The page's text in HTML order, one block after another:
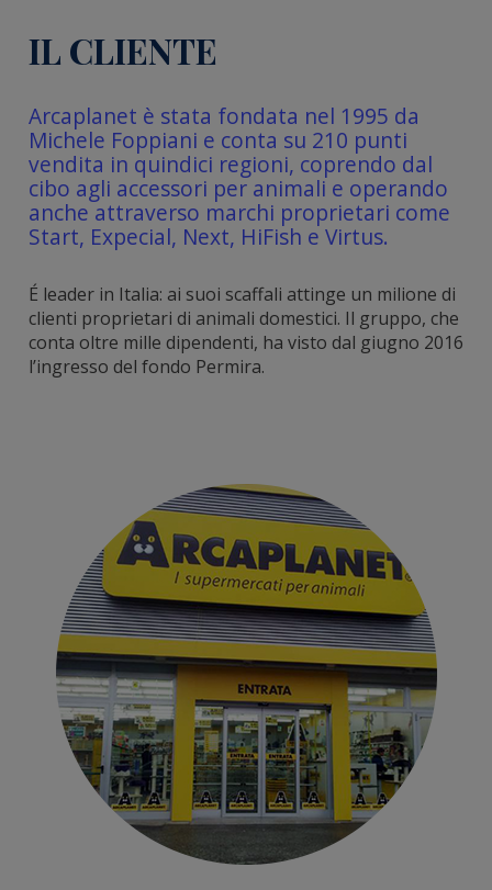
IL CLIENTE
Arcaplanet è stata fondata nel 1995 da
Michele Foppiani e conta su 210 punti
vendita in quindici regioni, coprendo dal
cibo agli accessori per animali e operando
anche attraverso marchi proprietari come
Start, Expecial, Next, HiFish e Virtus.
É leader in Italia: ai suoi scaffali attinge un milione di
clienti proprietari di animali domestici. Il gruppo, che
conta oltre mille dipendenti, ha visto dal giugno 2016
l’ingresso del fondo Permira.